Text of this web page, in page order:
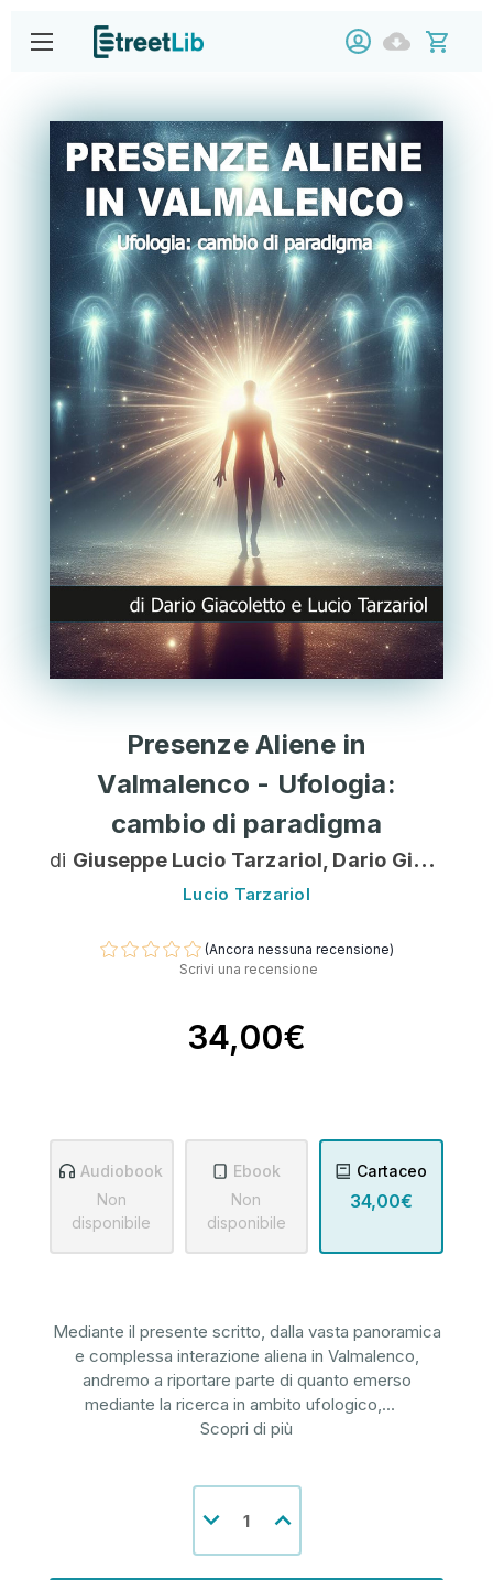
Presenze Aliene in
Valmalenco - Ufologia:
cambio di paradigma
di Giuseppe Lucio Tarzariol, Dario Giacoletto
Lucio Tarzariol
(Ancora nessuna recensione)
Scrivi una recensione
34,00€
Audiobook
Non
disponibile
Ebook
Non
disponibile
Cartaceo
34,00€
Mediante il presente scritto, dalla vasta panoramica
e complessa interazione aliena in Valmalenco,
andremo a riportare parte di quanto emerso
mediante la ricerca in ambito ufologico,...
Scopri di più
Diminuisci
la
di
Aumenta
la
di